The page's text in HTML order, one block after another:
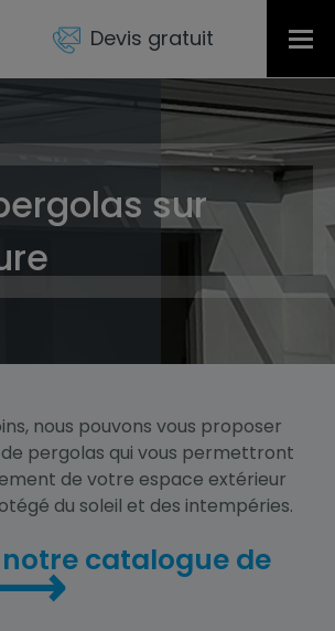
Devis gratuit
sur
nous pouvons vous proposer
pergolas qui vous permettront
de votre espace extérieur
du soleil et des intempéries.
catalogue de